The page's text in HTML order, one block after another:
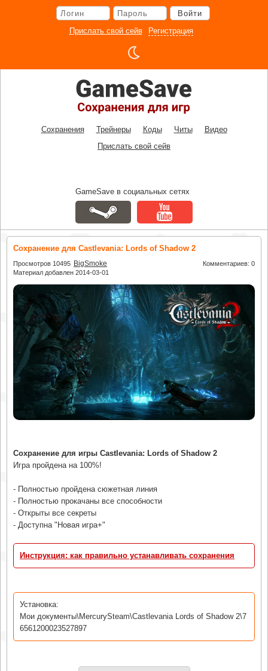
Войти
Прислать свой сейв
Регистрация
Сохранения Трейнеры Коды Читы
Видео
Прислать свой сейв
GameSave в социальных сетях
Сохранение для Castlevania: Lords of Shadow 2
Просмотров 10495 BigSmoke
Материал добавлен 2014-03-01
Комментариев: 0
Сохранение для игры Castlevania: Lords of Shadow 2
Игра пройдена на 100%!
- Полностью пройдена сюжетная линия
- Полностью прокачаны все способности
- Открыты все секреты
- Доступна "Новая игра+"
Инструкция: как правильно устанавливать сохранения
Установка:
Мои документы\MercurySteam\Castlevania Lords of Shadow 2\7
6561200023527897